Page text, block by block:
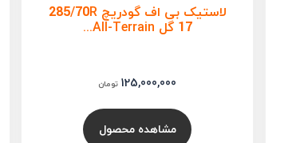
لاستیک بی اف گودریچ 285/70R
17 گل All-Terrain...
125,000,000 تومان
مشاهده محصول